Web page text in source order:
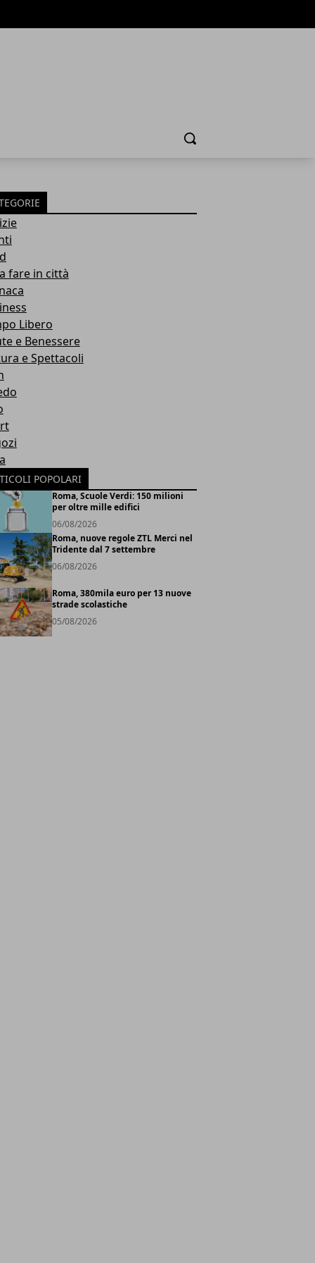
Cerca
fare in città
Libero
e Benessere
e Spettacoli
POPOLARI
Roma, Scuole Verdi: 150 milioni
per oltre mille edifici
06/08/2026
Roma, nuove regole ZTL Merci nel
Tridente dal 7 settembre
06/08/2026
Roma, 380mila euro per 13 nuove
strade scolastiche
05/08/2026